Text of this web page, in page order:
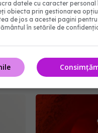
COVID-19, în
Creștere de
cazurilor noi
datele cu caracter personal
obiecta prin gestionarea
de jos a acestei pagini
în setările de